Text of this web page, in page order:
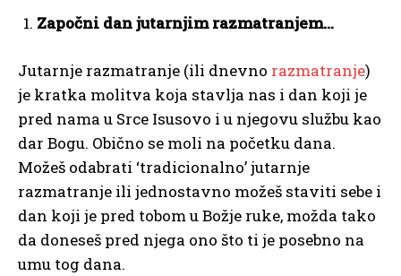
Započni dan jutarnjim razmatranjem…
Jutarnje razmatranje (ili dnevno razmatranje)
je kratka molitva koja stavlja nas i dan koji je
pred nama u Srce Isusovo i u njegovu službu kao
dar Bogu. Obično se moli na početku dana.
Možeš odabrati ‘tradicionalno’ jutarnje
razmatranje ili jednostavno možeš staviti sebe i
dan koji je pred tobom u Božje ruke, možda tako
da doneseš pred njega ono što ti je posebno na
umu tog dana.